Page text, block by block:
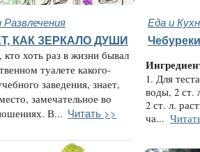
Еда и
КАК ЗЕРКАЛО ДУШИ
хоть раз в жизни бывал
туалете какого-
заведения, знает,
замечательное во
В... Читать >>
1. Для
воды, 2 ст.
2 ст. л.
ча...